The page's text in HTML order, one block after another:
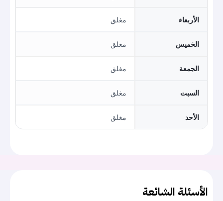
الأربعاء مغلق
الخميس مغلق
الجمعة مغلق
السبت مغلق
الأحد مغلق
الأسئلة الشائعة